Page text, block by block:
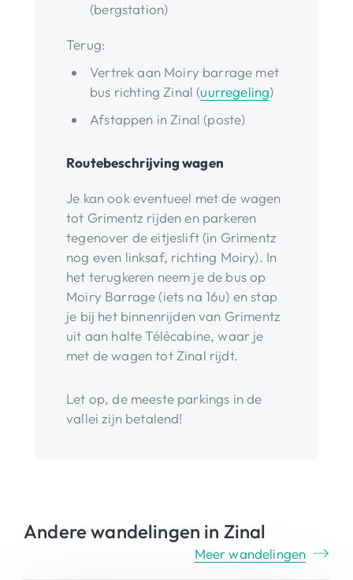
(bergstation)
Terug:
Vertrek aan Moiry barrage met
bus richting Zinal (uurregeling)
Afstappen in Zinal (poste)
Routebeschrijving wagen
Je kan ook eventueel met de wagen
tot Grimentz rijden en parkeren
tegenover de eitjeslift (in Grimentz
nog even linksaf, richting Moiry). In
het terugkeren neem je de bus op
Moiry Barrage (iets na 16u) en stap
je bij het binnenrijden van Grimentz
uit aan halte Télécabine, waar je
met de wagen tot Zinal rijdt.
Let op, de meeste parkings in de
vallei zijn betalend!
Andere wandelingen in Zinal
Meer wandelingen